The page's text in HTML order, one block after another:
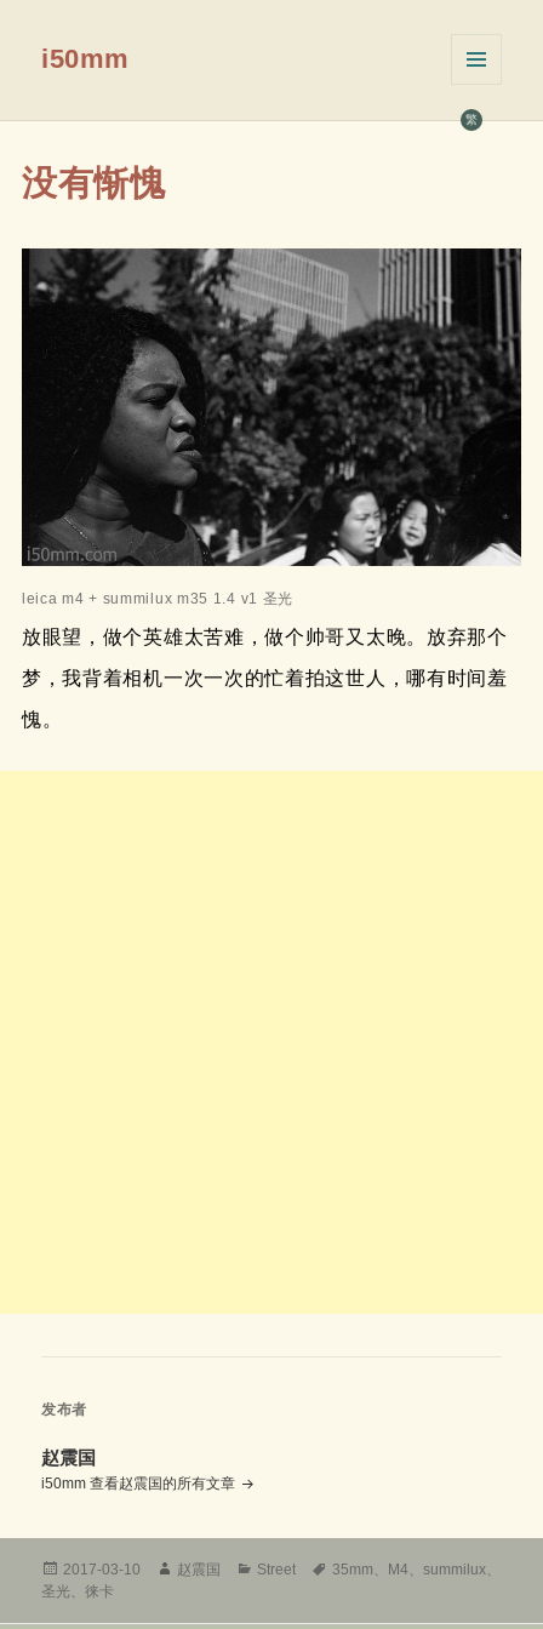
繁
i50mm
挂件
没有惭愧
leica m4 + summilux m35 1.4 v1 圣光
放眼望，做个英雄太苦难，做个帅哥又太晚。放弃那个
梦，我背着相机一次一次的忙着拍这世人，哪有时间羞
愧。
发布者
赵震国
i50mm查看赵震国的所有文章
发
布
2017-03-10
作
赵震国
分
Street
标
35mm 、 M4 、summilux、
圣光、徕卡